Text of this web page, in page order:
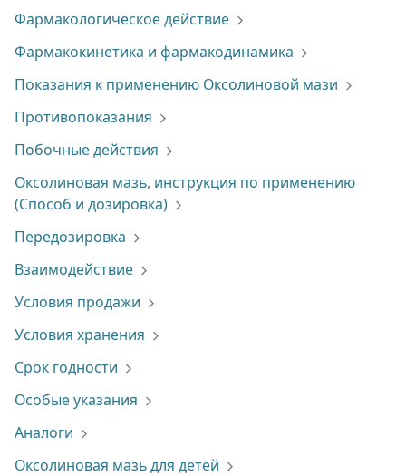
Фармакологическое действие
Фармакокинетика и фармакодинамика
Показания к применению Оксолиновой мази
Противопоказания
Побочные действия
Оксолиновая мазь, инструкция по применению
(Способ и дозировка)
Передозировка
Взаимодействие
Условия продажи
Условия хранения
Срок годности
Особые указания
Аналоги
Оксолиновая мазь для детей